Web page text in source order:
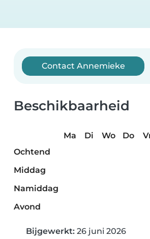
Contact Annemieke
Beschikbaarheid
Ma Di Wo Do
Ochtend
Middag
Namiddag
Avond
Bijgewerkt: 26 juni 2026